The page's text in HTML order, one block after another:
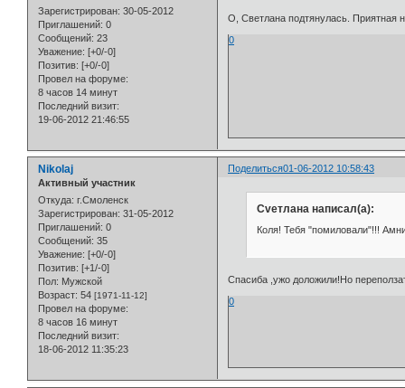
Зарегистрирован: 30-05-2012
Приглашений: 0
Сообщений: 23
Уважение: [+0/-0]
Позитив: [+0/-0]
Провел на форуме:
8 часов 14 минут
Последний визит:
19-06-2012 21:46:55
О, Светлана подтянулась. Приятная
0
Поделиться01-06-2012 10:58:43
Nikolaj
Активный участник
Откуда: г.Смоленск
Зарегистрирован: 31-05-2012
Приглашений: 0
Сообщений: 35
Уважение: [+0/-0]
Позитив: [+1/-0]
Пол: Мужской
Возраст: 54 [1971-11-12]
Провел на форуме:
8 часов 16 минут
Последний визит:
18-06-2012 11:35:23
Cveтлана написал(а):
Коля! Тебя "помиловали"!!!
Спасиба ,ужо доложили!Но
0